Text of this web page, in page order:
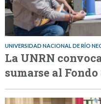
UNIVERSIDAD NACIONAL DE RÍO
La UNRN
sumarse al